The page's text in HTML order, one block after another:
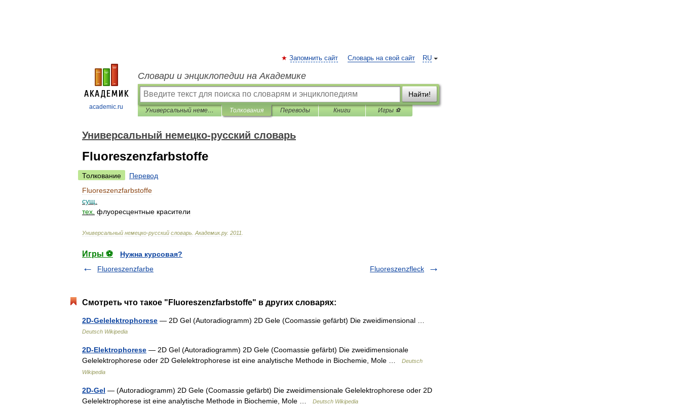
academic.ru
RU
Запомнить сайт Словарь на свой сайт
Словари и энциклопедии на Академике
Найти!
Универсальный немецко-русский словарь Толкования Переводы Книги Игры ⚽
Универсальный немецко-русский словарь
Fluoreszenzfarbstoffe
Толкование
Перевод
Fluoreszenzfarbstoffe
сущ
тех флуоресцентные красители
Универсальный немецко-русский словарь Академик.ру. 2011
Игры ⚽
Нужна курсовая?
Fluoreszenzfarbe
Fluoreszenzfleck
Смотреть что такое "Fluoreszenzfarbstoffe" в других словарях:
2D-Gelelektrophorese — 2D Gel (Autoradiogramm) 2D Gele (Coomassie gefärbt) Die zweidimensional …
Deutsch Wikipedia
2D-Elektrophorese — 2D Gel (Autoradiogramm) 2D Gele (Coomassie gefärbt) Die zweidimensionale
Gelelektrophorese oder 2D Gelelektrophorese ist eine analytische Methode in Biochemie, Mole …
Deutsch
Wikipedia
2D-Gel — (Autoradiogramm) 2D Gele (Coomassie gefärbt) Die zweidimensionale Gelelektrophorese oder 2D
Gelelektrophorese ist eine analytische Methode in Biochemie, Mole …
Deutsch Wikipedia